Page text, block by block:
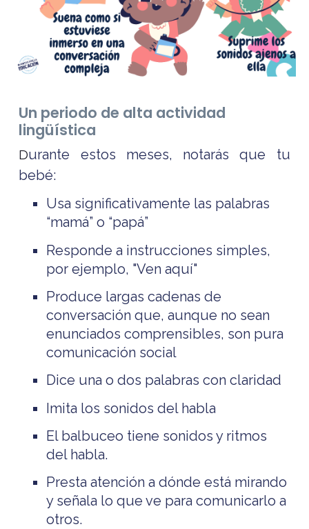
Un periodo de alta actividad
lingüística
Durante estos meses, notarás que tu
bebé:
Usa significativamente las palabras
“mamá” o “papá”
Responde a instrucciones simples,
por ejemplo, "Ven aquí"
Produce largas cadenas de
conversación que, aunque no sean
enunciados comprensibles, son pura
comunicación social
Dice una o dos palabras con claridad
Imita los sonidos del habla
El balbuceo tiene sonidos y ritmos
del habla.
Presta atención a dónde está mirando
y señala lo que ve para comunicarlo a
otros.